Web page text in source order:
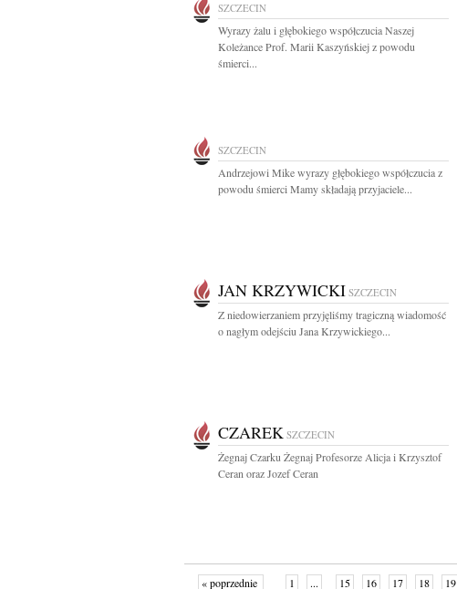
SZCZECIN
Wyrazy żalu i głębokiego współczucia Naszej
Koleżance Prof. Marii Kaszyńskiej z powodu
śmierci...
SZCZECIN
Andrzejowi Mike wyrazy głębokiego współczucia z
powodu śmierci Mamy składają przyjaciele...
JAN KRZYWICKI SZCZECIN
Z niedowierzaniem przyjęliśmy tragiczną wiadomość
o nagłym odejściu Jana Krzywickiego...
CZAREK SZCZECIN
Żegnaj Czarku Żegnaj Profesorze Alicja i Krzysztof
Ceran oraz Jozef Ceran
« poprzednie 1 ... 15 16 17 18 19